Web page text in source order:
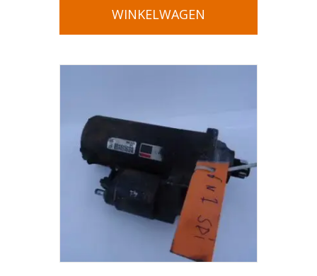
WINKELWAGEN